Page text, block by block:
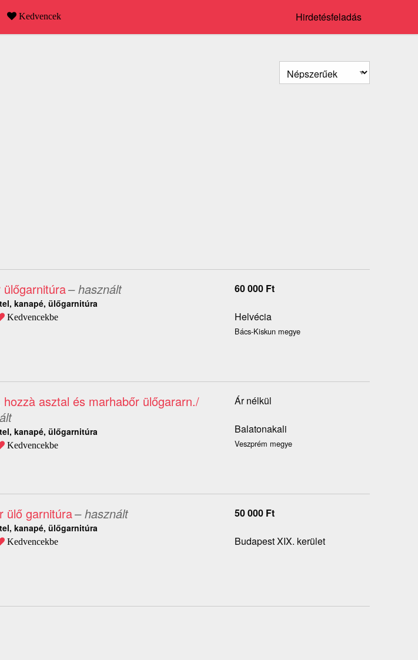
Kedvencek Hirdetésfeladás
– használt
kanapé, ülőgarnitúra
Kedvencekbe
60 000 Ft
Helvécia
Bács-Kiskun megye
asztal és marhabőr ülőgararn./
kanapé, ülőgarnitúra
Kedvencekbe
Ár nélkül
Balatonakali
Veszprém megye
ülő garnitúra– használt
kanapé, ülőgarnitúra
Kedvencekbe
50 000 Ft
Budapest XIX. kerület